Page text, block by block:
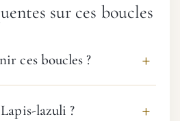
sur ces boucles
ces boucles ?
lazuli ?